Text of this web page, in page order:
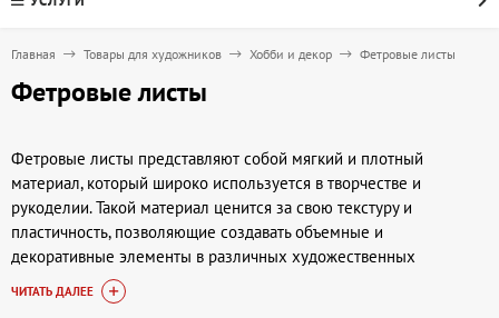
Главная Товары для художников Хобби и декор Фетровые листы
Фетровые листы
Фетровые листы представляют собой мягкий и плотный
материал, который широко используется в творчестве и
рукоделии. Такой материал ценится за свою текстуру и
пластичность, позволяющие создавать объемные и
декоративные элементы в различных художественных
проектах. Фетр подходит для аппликаций, изготовления
игрушек, создания аксессуаров и элементов одежды, а также
ЧИТАТЬ ДАЛЕЕ